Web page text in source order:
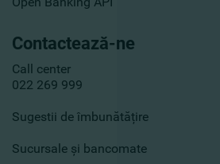
Contactează-ne
Call center
022 269 999
Sugestii de îmbunătățire
Sucursale și bancomate